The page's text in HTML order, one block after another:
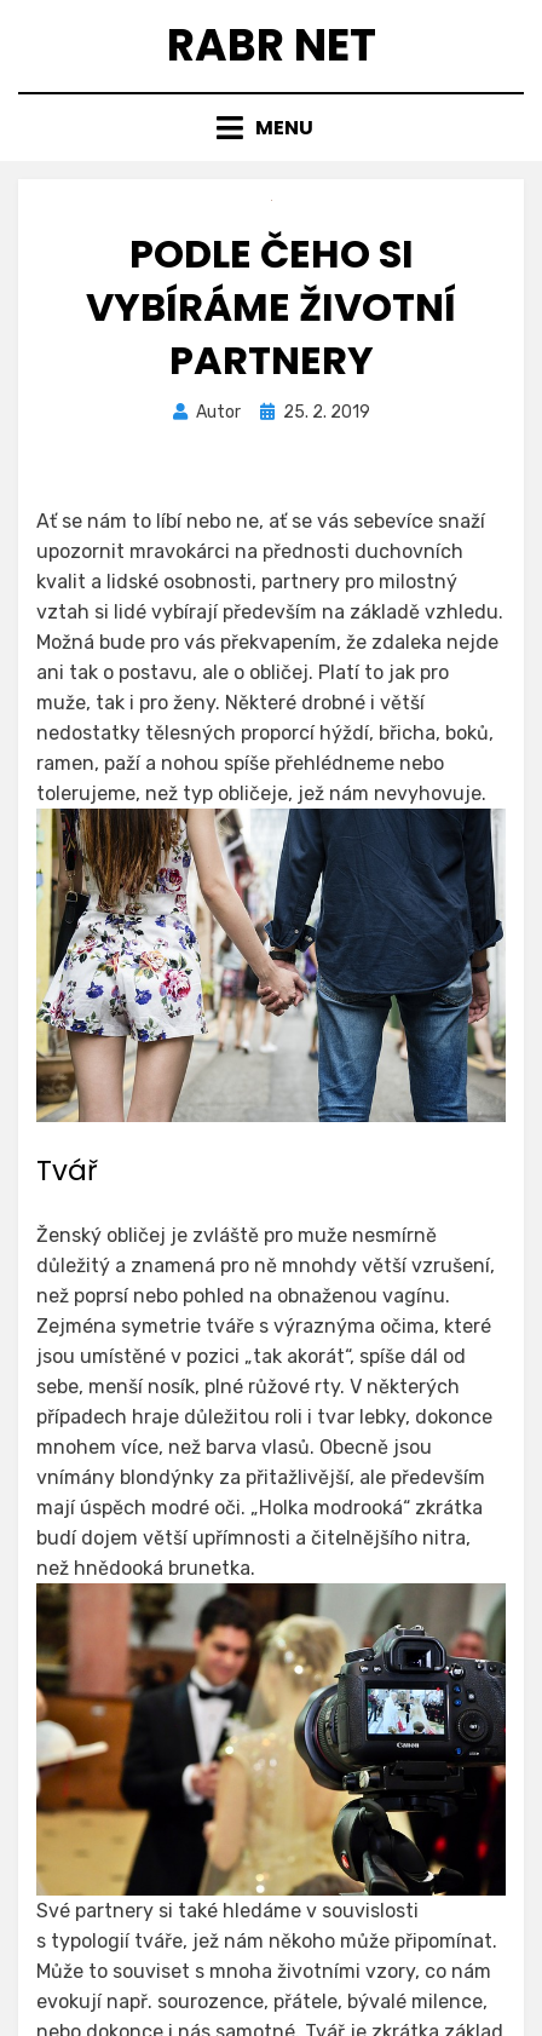
RABR NET
MENU
PODLE ČEHO SI
VYBÍRÁME ŽIVOTNÍ
PARTNERY
Autor
Zveřejněno
25. 2. 2019
Ať se nám to líbí nebo ne, ať se vás sebevíce snaží
upozornit mravokárci na přednosti duchovních
kvalit a lidské osobnosti, partnery pro milostný
vztah si lidé vybírají především na základě vzhledu.
Možná bude pro vás překvapením, že zdaleka nejde
ani tak o postavu, ale o obličej. Platí to jak pro
muže, tak i pro ženy. Některé drobné i větší
nedostatky tělesných proporcí hýždí, břicha, boků,
ramen, paží a nohou spíše přehlédneme nebo
tolerujeme, než typ obličeje, jež nám nevyhovuje.
Tvář
Ženský obličej je zvláště pro muže nesmírně
důležitý a znamená pro ně mnohdy větší vzrušení,
než poprsí nebo pohled na obnaženou vagínu.
Zejména symetrie tváře s výraznýma očima, které
jsou umístěné v pozici „tak akorát“, spíše dál od
sebe, menší nosík, plné růžové rty. V některých
případech hraje důležitou roli i tvar lebky, dokonce
mnohem více, než barva vlasů. Obecně jsou
vnímány blondýnky za přitažlivější, ale především
mají úspěch modré oči. „Holka modrooká“ zkrátka
budí dojem větší upřímnosti a čitelnějšího nitra,
než hnědooká brunetka.
Své partnery si také hledáme v souvislosti
s typologií tváře, jež nám někoho může připomínat.
Může to souviset s mnoha životními vzory, co nám
evokují např. sourozence, přátele, bývalé milence,
nebo dokonce i nás samotné. Tvář je zkrátka základ